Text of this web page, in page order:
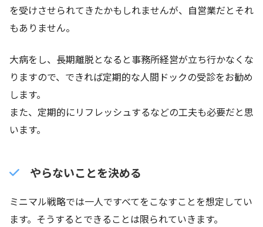
を受けさせられてきたかもしれませんが、自営業だとそれ
もありません。
大病をし、長期離脱となると事務所経営が立ち行かなくな
りますので、できれば定期的な人間ドックの受診をお勧め
します。
また、定期的にリフレッシュするなどの工夫も必要だと思
います。
やらないことを決める
ミニマル戦略では一人ですべてをこなすことを想定してい
ます。そうするとできることは限られていきます。